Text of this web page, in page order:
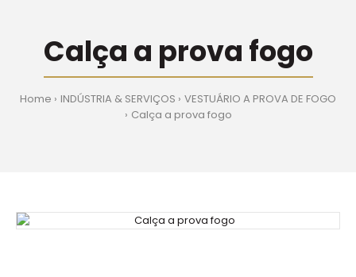
Calça a prova fogo
Home INDÚSTRIA & SERVIÇOS
VESTUÁRIO A PROVA DE FOGO
Calça a prova fogo